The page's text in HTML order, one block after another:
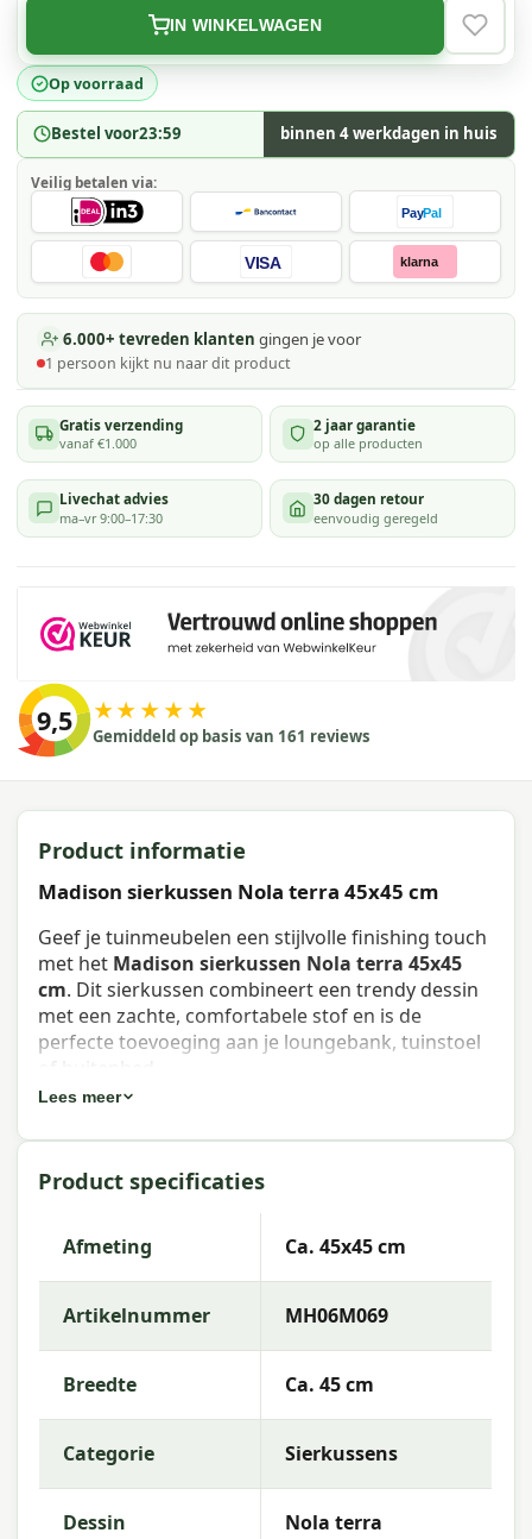
Op voorraad
Bestel voor23:59 binnen 4 werkdagen in huis
IN WINKELWAGEN
Veilig betalen via:
PayPal
VISA klarna
6.000+ tevreden klanten gingen je voor
1 persoon kijkt nu naar dit product
Gratis verzending
vanaf €1.000
2 jaar garantie
op alle producten
Livechat advies
ma–vr 9:00–17:30
30 dagen retour
eenvoudig geregeld
9,5 ★★★★★
Gemiddeld op basis van 161 reviews
Product informatie
Madison sierkussen Nola terra 45x45 cm
Geef je tuinmeubelen een stijlvolle finishing touch
met het Madison sierkussen Nola terra 45x45
cm. Dit sierkussen combineert een trendy dessin
met een zachte, comfortabele stof en is de
perfecte toevoeging aan je loungebank, tuinstoel
of buitenbed.
Artikelnummer:
EAN:8713229292027
Afmeting:Ca. 45x45 cm
Stof:100% Polyester
Vulling:Polyester Fiberfill
Rits:Ja (hoes afneembaar)
Lees meer
Product specificaties
Afmeting Ca. 45x45 cm
Artikelnummer MH06M069
Breedte Ca. 45 cm
Categorie Sierkussens
Dessin Nola terra